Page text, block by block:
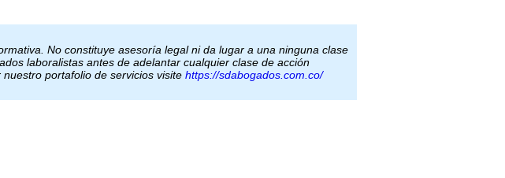
No constituye asesoría legal ni da lugar a una ninguna clase
laboralistas antes de adelantar cualquier clase de acción
portafolio de servicios visite https://sdabogados.com.co/